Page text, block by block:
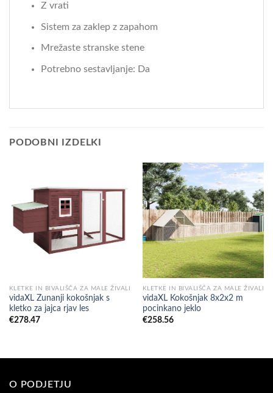
Z vrati
Sistem za zaklep z zapahom
Mrežaste stranske stene
Potrebno sestavljanje: Da
PODOBNI IZDELKI
KLETKE IN BIVALIŠČA ZA MALE ŽIVALI
vidaXL Zunanji kokošnjak s
kletko za jajca rjav les
€278.47
KLETKE IN BIVALIŠČA ZA MALE ŽIVALI
vidaXL Kokošnjak 8x2x2 m
pocinkano jeklo
€258.56
O PODJETJU